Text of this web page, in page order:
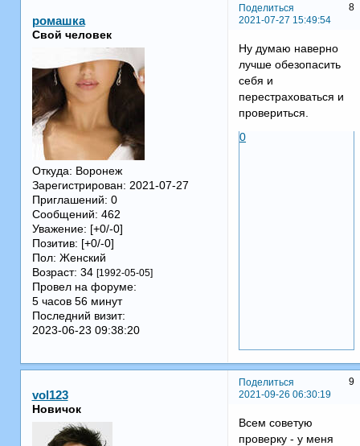
Поделиться
8
2021-07-27 15:49:54
ромашка
Свой человек
Откуда: Воронеж
Зарегистрирован: 2021-07-27
Приглашений: 0
Сообщений: 462
Уважение: [+0/-0]
Позитив: [+0/-0]
Пол: Женский
Возраст: 34 [1992-05-05]
Провел на форуме:
5 часов 56 минут
Последний визит:
2023-06-23 09:38:20
Ну думаю наверно
лучше обезопасить
себя и
перестраховаться и
провериться.
0
Поделиться
9
2021-09-26 06:30:19
vol123
Новичок
Всем советую
проверку - у меня